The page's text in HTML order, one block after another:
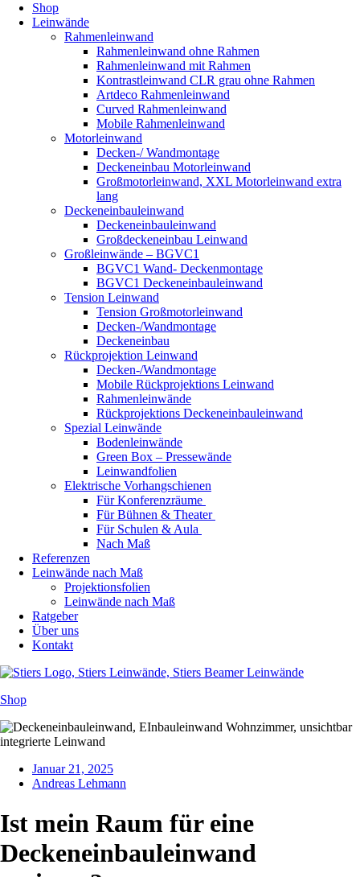
Shop
Leinwände
Rahmenleinwand
Rahmenleinwand ohne Rahmen
Rahmenleinwand mit Rahmen
Kontrastleinwand CLR grau ohne Rahmen
Artdeco Rahmenleinwand
Curved Rahmenleinwand
Mobile Rahmenleinwand
Motorleinwand
Decken-/ Wandmontage
Deckeneinbau Motorleinwand
Großmotorleinwand, XXL Motorleinwand extra
lang
Deckeneinbauleinwand
Deckeneinbauleinwand
Großdeckeneinbau Leinwand
Großleinwände – BGVC1
BGVC1 Wand- Deckenmontage
BGVC1 Deckeneinbauleinwand
Tension Leinwand
Tension Großmotorleinwand
Decken-/Wandmontage
Deckeneinbau
Rückprojektion Leinwand
Decken-/Wandmontage
Mobile Rückprojektions Leinwand
Rahmenleinwände
Rückprojektions Deckeneinbauleinwand
Spezial Leinwände
Bodenleinwände
Green Box – Pressewände
Leinwandfolien
Elektrische Vorhangschienen
Für Konferenzräume
Für Bühnen & Theater
Für Schulen & Aula
Nach Maß
Referenzen
Leinwände nach Maß
Projektionsfolien
Leinwände nach Maß
Ratgeber
Über uns
Kontakt
Shop
Januar 21, 2025
Andreas Lehmann
Ist mein Raum für eine
Deckeneinbauleinwand